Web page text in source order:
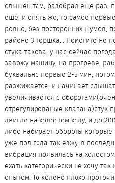
слышен там, разобрал еще раз,
еще, и опять же, то самое
ровно, без посторонних шумов,
районе 3 горшка… Помогите не
стука такова, у нас сейчас
завожу машину, на прогреве,
буквально первые 2-5 мин,
разжижается, и начинает
увеличивается с
отрегулированые клапана)стук
двигле на холостом ходу, и до
либо набирает обороты которые
уже пол года так езжу, в
вибрация появилась на
ехать категорически не хочу
опытом. То колено плохо